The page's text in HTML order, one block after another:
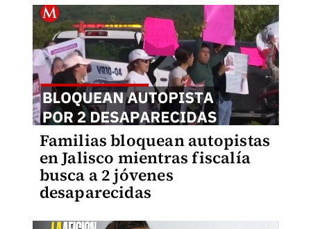
Familias bloquean autopistas
en Jalisco mientras fiscalía
busca a 2 jóvenes
desaparecidas